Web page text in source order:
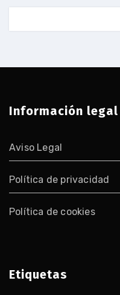
Información legal
Aviso Legal
Política de privacidad
Política de cookies
Etiquetas